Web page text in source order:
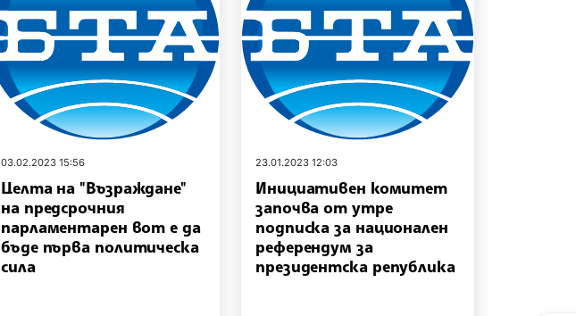
03.02.2023 15:56
Целта на "Възраждане"
на предсрочния
парламентарен вот е да
бъде първа политическа
сила
23.01.2023 12:03
Инициативен комитет
започва от утре
подписка за национален
референдум за
президентска република